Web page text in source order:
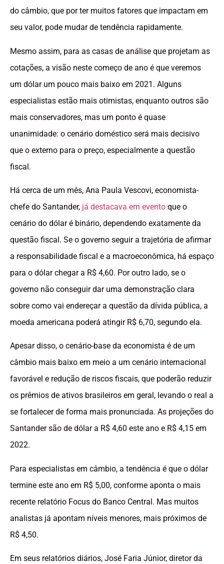
do câmbio, que por ter muitos fatores que impactam em
seu valor, pode mudar de tendência rapidamente.
Mesmo assim, para as casas de análise que projetam as
cotações, a visão neste começo de ano é que veremos
um dólar um pouco mais baixo em 2021. Alguns
especialistas estão mais otimistas, enquanto outros são
mais conservadores, mas um ponto é quase
unanimidade: o cenário doméstico será mais decisivo
que o externo para o preço, especialmente a questão
fiscal.
Há cerca de um mês, Ana Paula Vescovi, economista-
chefe do Santander, já destacava em evento que o
cenário do dólar é binário, dependendo exatamente da
questão fiscal. Se o governo seguir a trajetória de afirmar
a responsabilidade fiscal e a macroeconômica, há espaço
para o dólar chegar a R$ 4,60. Por outro lado, se o
governo não conseguir dar uma demonstração clara
sobre como vai endereçar a questão da dívida pública, a
moeda americana poderá atingir R$ 6,70, segundo ela.
Apesar disso, o cenário-base da economista é de um
câmbio mais baixo em meio a um cenário internacional
favorável e redução de riscos fiscais, que poderão reduzir
os prêmios de ativos brasileiros em geral, levando o real a
se fortalecer de forma mais pronunciada. As projeções do
Santander são de dólar a R$ 4,60 este ano e R$ 4,15 em
2022.
Para especialistas em câmbio, a tendência é que o dólar
termine este ano em R$ 5,00, conforme aponta o mais
recente relatório Focus do Banco Central. Mas muitos
analistas já apontam níveis menores, mais próximos de
R$ 4,50.
Em seus relatórios diários, José Faria Júnior, diretor da